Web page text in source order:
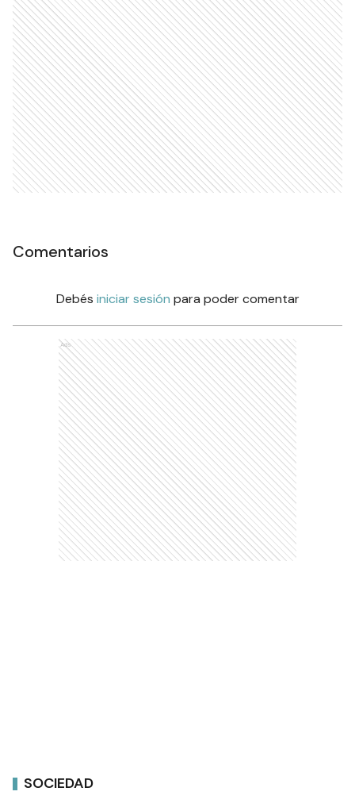
Comentarios
Debés iniciar sesión para poder comentar
Ads
SOCIEDAD